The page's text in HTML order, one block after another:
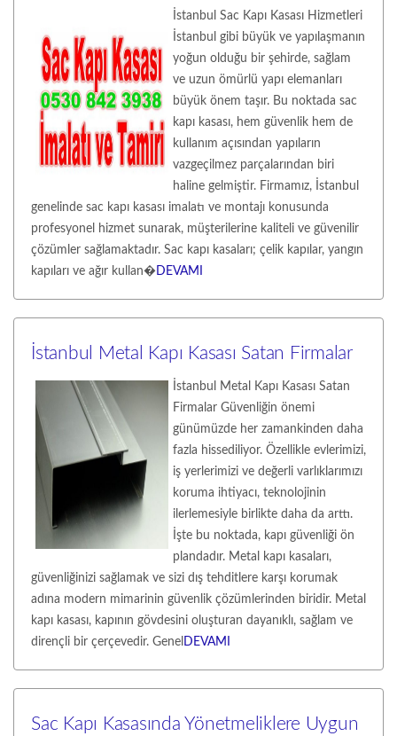
İstanbul Sac Kapı Kasası Hizmetleri
İstanbul gibi büyük ve yapılaşmanın
yoğun olduğu bir şehirde, sağlam
ve uzun ömürlü yapı elemanları
büyük önem taşır. Bu noktada sac
kapı kasası, hem güvenlik hem de
kullanım açısından yapıların
vazgeçilmez parçalarından biri
haline gelmiştir. Firmamız, İstanbul
genelinde sac kapı kasası imalatı ve montajı konusunda
profesyonel hizmet sunarak, müşterilerine kaliteli ve güvenilir
çözümler sağlamaktadır. Sac kapı kasaları; çelik kapılar, yangın
kapıları ve ağır kullan�DEVAMI
İstanbul Metal Kapı Kasası Satan Firmalar
İstanbul Metal Kapı Kasası Satan
Firmalar Güvenliğin önemi
günümüzde her zamankinden daha
fazla hissediliyor. Özellikle evlerimizi,
iş yerlerimizi ve değerli varlıklarımızı
koruma ihtiyacı, teknolojinin
ilerlemesiyle birlikte daha da arttı.
İşte bu noktada, kapı güvenliği ön
plandadır. Metal kapı kasaları,
güvenliğinizi sağlamak ve sizi dış tehditlere karşı korumak
adına modern mimarinin güvenlik çözümlerinden biridir. Metal
kapı kasası, kapının gövdesini oluşturan dayanıklı, sağlam ve
dirençli bir çerçevedir. Genel DEVAMI
Sac Kapı Kasasında Yönetmeliklere Uygun